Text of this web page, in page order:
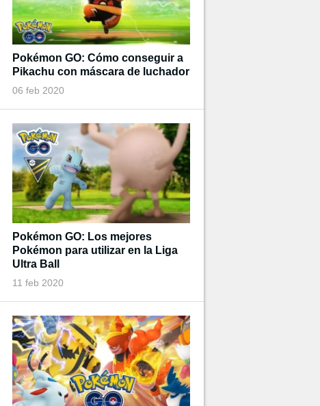
Pokémon GO: Cómo conseguir a
Pikachu con máscara de luchador
06 feb 2020
Pokémon GO: Los mejores
Pokémon para utilizar en la Liga
Ultra Ball
11 feb 2020